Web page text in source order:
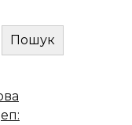
Пошук